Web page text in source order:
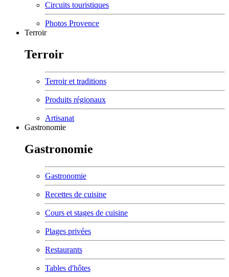
Circuits touristiques
Photos Provence
Terroir
Terroir
Terroir et traditions
Produits régionaux
Artisanat
Gastronomie
Gastronomie
Gastronomie
Recettes de cuisine
Cours et stages de cuisine
Plages privées
Restaurants
Tables d'hôtes